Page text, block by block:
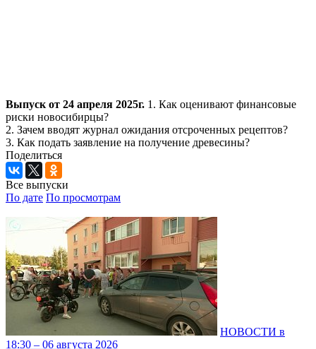
Выпуск от 24 апреля 2025г. 1. Как оценивают финансовые
риски новосибирцы?
2. Зачем вводят журнал ожидания отсроченных рецептов?
3. Как подать заявление на получение древесины?
Поделиться
Все выпуски
По дате По просмотрам
НОВОСТИ в
18:30 – 06 августа 2026